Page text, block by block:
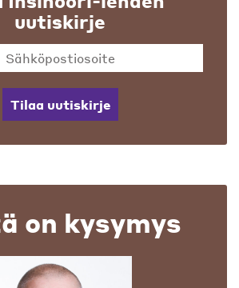
uutiskirje
Tilaa uutiskirje
on kysymys